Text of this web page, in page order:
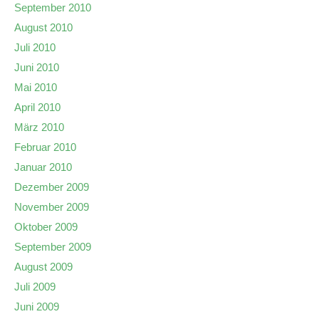
September 2010
August 2010
Juli 2010
Juni 2010
Mai 2010
April 2010
März 2010
Februar 2010
Januar 2010
Dezember 2009
November 2009
Oktober 2009
September 2009
August 2009
Juli 2009
Juni 2009